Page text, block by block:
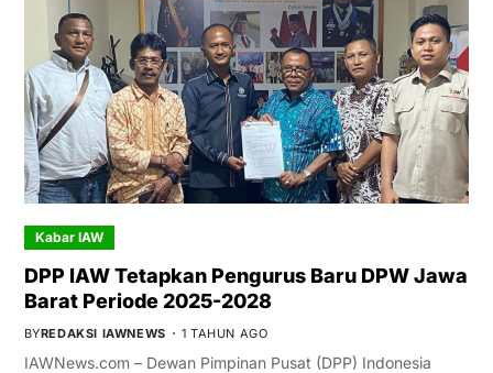
Kabar IAW
DPP IAW Tetapkan Pengurus Baru DPW Jawa
Barat Periode 2025-2028
BYREDAKSI IAWNEWS 1 TAHUN AGO
IAWNews.com – Dewan Pimpinan Pusat (DPP) Indonesia